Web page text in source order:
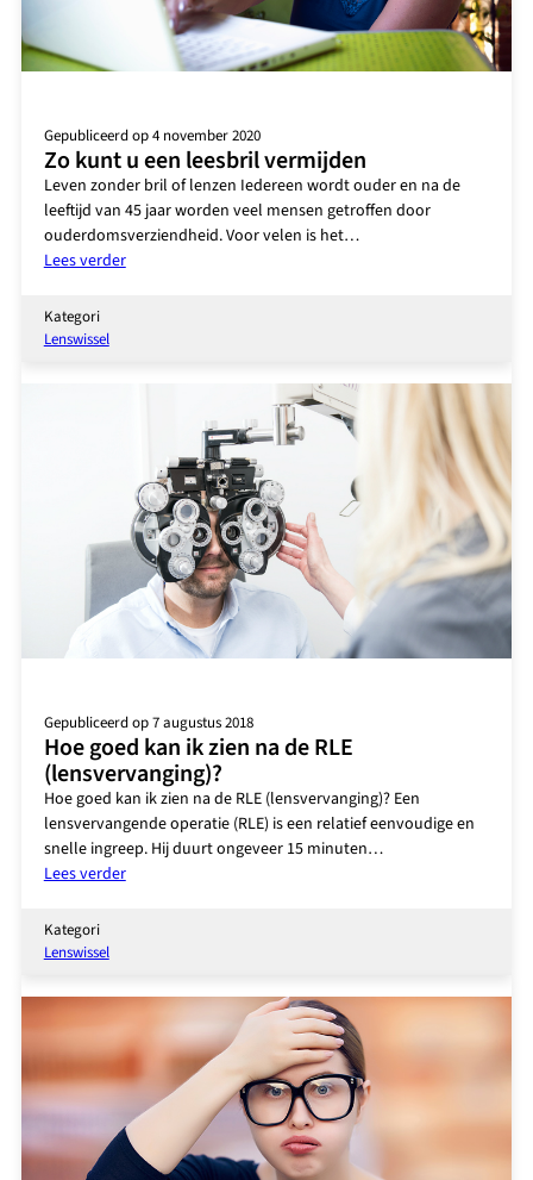
Gepubliceerd op 4 november 2020
Zo kunt u een leesbril vermijden
Leven zonder bril of lenzen Iedereen wordt ouder en na de
leeftijd van 45 jaar worden veel mensen getroffen door
ouderdomsverziendheid. Voor velen is het…
Lees verder:
Kategori
Lenswissel
Gepubliceerd op 7 augustus 2018
Hoe goed kan ik zien na de RLE
(lensvervanging)?
Hoe goed kan ik zien na de RLE (lensvervanging)? Een
lensvervangende operatie (RLE) is een relatief eenvoudige en
snelle ingreep. Hij duurt ongeveer 15 minuten…
Lees verder:
zien
de
RLE
(lensvervanging)?
Kategori
Lenswissel